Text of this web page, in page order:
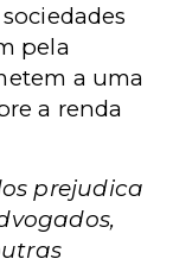
pela
a uma
a renda
prejudica